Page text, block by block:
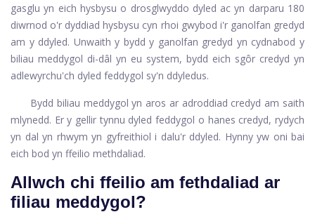
gasglu yn eich hysbysu o drosglwyddo dyled ac yn darparu 180
diwrnod o'r dyddiad hysbysu cyn rhoi gwybod i'r ganolfan gredyd
am y ddyled. Unwaith y bydd y ganolfan gredyd yn cydnabod y
biliau meddygol di-dâl yn eu system, bydd eich sgôr credyd yn
adlewyrchu'ch dyled feddygol sy'n ddyledus.
Bydd biliau meddygol yn aros ar adroddiad credyd am saith
mlynedd. Er y gellir tynnu dyled feddygol o hanes credyd, rydych
yn dal yn rhwym yn gyfreithiol i dalu'r ddyled. Hynny yw oni bai
eich bod yn ffeilio methdaliad.
Allwch chi ffeilio am fethdaliad ar
filiau meddygol?